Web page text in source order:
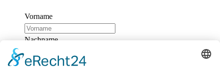
Vorname
Nachname
E-Mail